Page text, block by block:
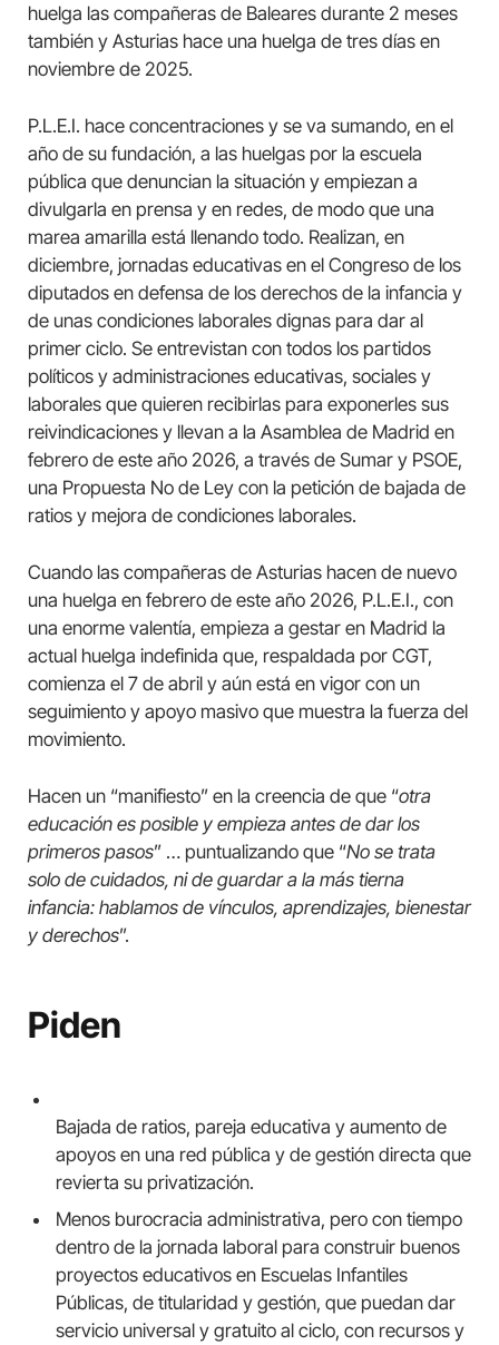
huelga las compañeras de Baleares durante 2 meses
también y Asturias hace una huelga de tres días en
noviembre de 2025.
P.L.E.I. hace concentraciones y se va sumando, en el
año de su fundación, a las huelgas por la escuela
pública que denuncian la situación y empiezan a
divulgarla en prensa y en redes, de modo que una
marea amarilla está llenando todo. Realizan, en
diciembre, jornadas educativas en el Congreso de los
diputados en defensa de los derechos de la infancia y
de unas condiciones laborales dignas para dar al
primer ciclo. Se entrevistan con todos los partidos
políticos y administraciones educativas, sociales y
laborales que quieren recibirlas para exponerles sus
reivindicaciones y llevan a la Asamblea de Madrid en
febrero de este año 2026, a través de Sumar y PSOE,
una Propuesta No de Ley con la petición de bajada de
ratios y mejora de condiciones laborales.
Cuando las compañeras de Asturias hacen de nuevo
una huelga en febrero de este año 2026, P.L.E.I., con
una enorme valentía, empieza a gestar en Madrid la
actual huelga indefinida que, respaldada por CGT,
comienza el 7 de abril y aún está en vigor con un
seguimiento y apoyo masivo que muestra la fuerza del
movimiento.
Hacen un “manifiesto” en la creencia de que “otra
educación es posible y empieza antes de dar los
primeros pasos” … puntualizando que “No se trata
solo de cuidados, ni de guardar a la más tierna
infancia: hablamos de vínculos, aprendizajes, bienestar
y derechos”.
Piden
Bajada de ratios, pareja educativa y aumento de
apoyos en una red pública y de gestión directa que
revierta su privatización.
Menos burocracia administrativa, pero con tiempo
dentro de la jornada laboral para construir buenos
proyectos educativos en Escuelas Infantiles
Públicas, de titularidad y gestión, que puedan dar
servicio universal y gratuito al ciclo, con recursos y